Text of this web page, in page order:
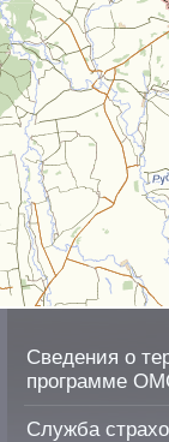
Сведения о
программе
Служба